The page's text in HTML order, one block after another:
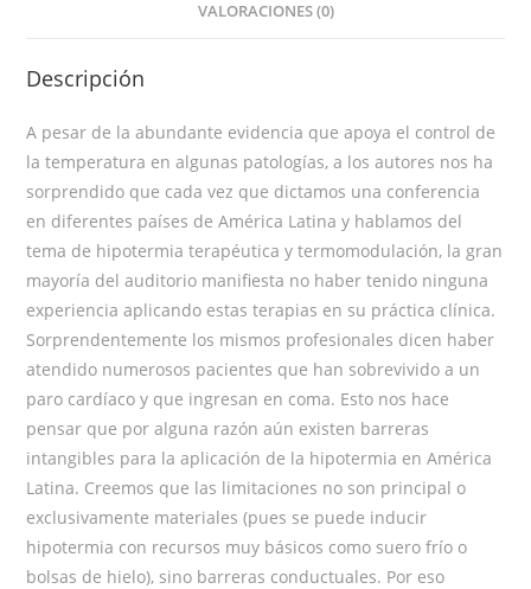
VALORACIONES (0)
Descripción
A pesar de la abundante evidencia que apoya el control de
la temperatura en algunas patologías, a los autores nos ha
sorprendido que cada vez que dicta­mos una conferencia
en diferentes países de América Latina y hablamos del
tema de hipotermia terapéutica y termomodulación, la gran
mayoría del audi­torio manifiesta no haber tenido ninguna
experiencia aplicando estas terapias en su práctica clínica.
Sorprendentemente los mismos profesionales dicen haber
atendido numerosos pacientes que han sobrevivido a un
paro cardíaco y que ingresan en coma. Esto nos hace
pensar que por alguna razón aún exis­ten barreras
intangibles para la aplicación de la hipotermia en América
Latina. Creemos que las limitaciones no son principal o
exclusivamente materiales (pues se puede inducir
hipotermia con recursos muy básicos como suero frío o
bolsas de hielo), sino barreras conductuales. Por eso